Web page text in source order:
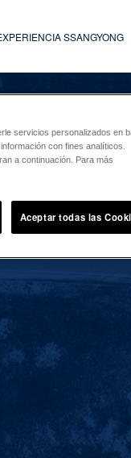
SSANGYONG
servicios personalizados en
con fines analíticos.
a continuación. Para más
Aceptar todas las